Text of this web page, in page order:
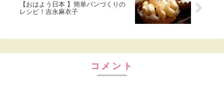
【おはよう日本 】簡単パンづくりの
レシピ！吉永麻衣子
コメント